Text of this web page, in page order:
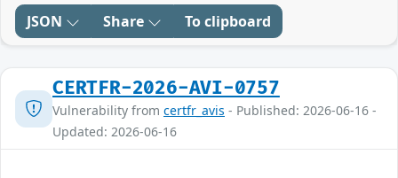
JSON Share To clipboard
CERTFR-2026-AVI-0757
Vulnerability from certfr_avis - Published: 2026-06-16 -
Updated: 2026-06-16